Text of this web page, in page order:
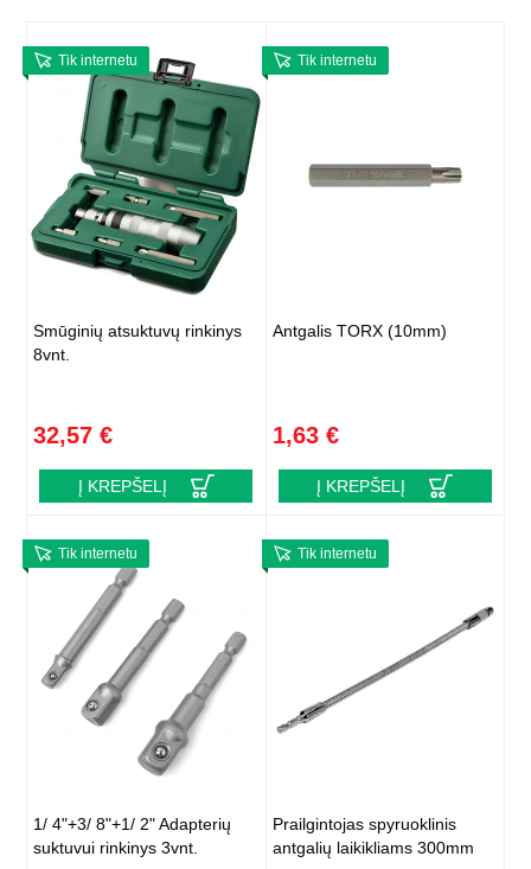
Tik internetu
Smūginių atsuktuvų rinkinys
8vnt.
32,57 €
Į KREPŠELĮ
Tik internetu
Antgalis TORX (10mm)
1,63 €
Į KREPŠELĮ
Tik internetu
1/ 4"+3/ 8"+1/ 2" Adapterių
suktuvui rinkinys 3vnt.
Tik internetu
Prailgintojas spyruoklinis
antgalių laikikliams 300mm